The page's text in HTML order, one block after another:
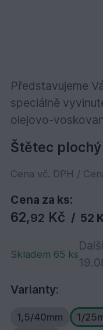
Představujeme
speciálně
olejovo-
Štětec plochý
Cena vč. DPH /
Cena za ks:
62,92 Kč / 52
Skladem 65 ks
Varianty:
1,5/40mm 1/